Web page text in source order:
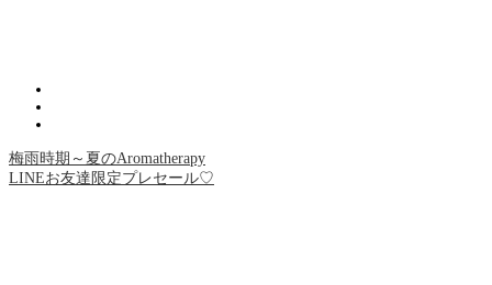
梅雨時期～夏のAromatherapy
LINEお友達限定プレセール♡